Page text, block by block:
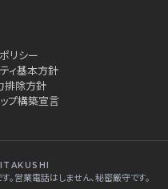
リシー
ィ基本方針
排除方針
プ構築宣言
。営業電話はしません、秘密厳守です。